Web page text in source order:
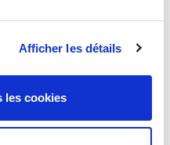
Afficher les détails
les cookies